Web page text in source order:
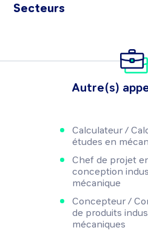
Secteurs
Autre(s)
Calculateur /
études en
Chef de projet
conception
mécanique
Concepteur /
de produits
mécaniques